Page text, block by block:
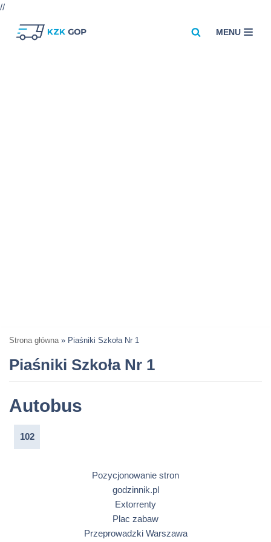
//
MENU
Strona główna » Piaśniki Szkoła Nr 1
Piaśniki Szkoła Nr 1
Autobus
102
Pozycjonowanie stron
godzinnik.pl
Extorrenty
Plac zabaw
Przeprowadzki Warszawa